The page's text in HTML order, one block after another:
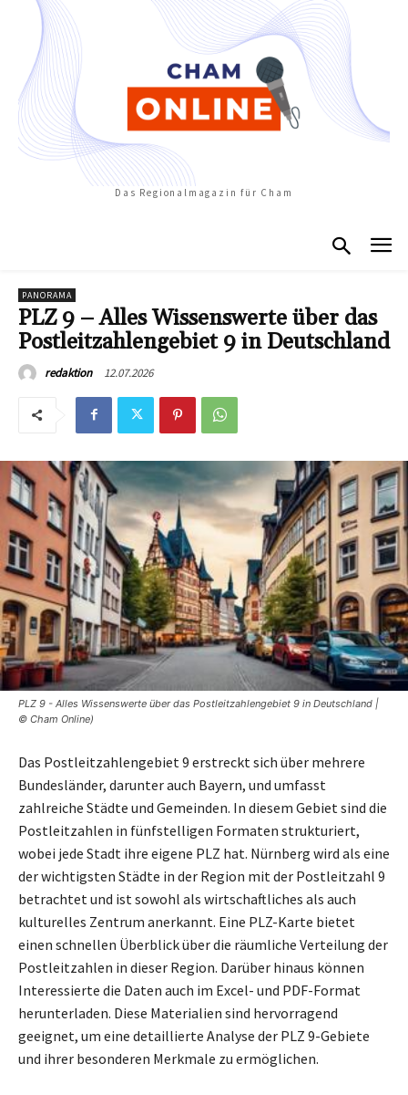
Das Regionalmagazin für Cham
PANORAMA
PLZ 9 – Alles Wissenswerte über das
Postleitzahlengebiet 9 in Deutschland
redaktion 12.07.2026
PLZ 9 - Alles Wissenswerte über das Postleitzahlengebiet 9 in Deutschland |
© Cham Online)
Das Postleitzahlengebiet 9 erstreckt sich über mehrere
Bundesländer, darunter auch Bayern, und umfasst
zahlreiche Städte und Gemeinden. In diesem Gebiet sind die
Postleitzahlen in fünfstelligen Formaten strukturiert,
wobei jede Stadt ihre eigene PLZ hat. Nürnberg wird als eine
der wichtigsten Städte in der Region mit der Postleitzahl 9
betrachtet und ist sowohl als wirtschaftliches als auch
kulturelles Zentrum anerkannt. Eine PLZ-Karte bietet
einen schnellen Überblick über die räumliche Verteilung der
Postleitzahlen in dieser Region. Darüber hinaus können
Interessierte die Daten auch im Excel- und PDF-Format
herunterladen. Diese Materialien sind hervorragend
geeignet, um eine detaillierte Analyse der PLZ 9-Gebiete
und ihrer besonderen Merkmale zu ermöglichen.